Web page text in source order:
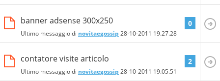
banner adsense 300x250
Ultimo messaggio di novitaegossip 28-10-2011 19.27.28
0
contatore visite articolo
Ultimo messaggio di novitaegossip 28-10-2011 19.05.51
2